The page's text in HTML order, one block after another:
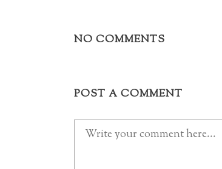
NO COMMENTS
POST A COMMENT